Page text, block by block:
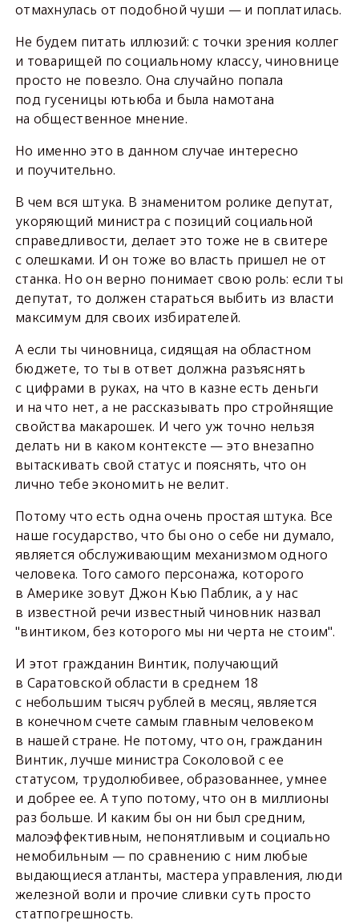
отмахнулась от подобной чуши — и поплатилась.
Не будем питать иллюзий: с точки зрения коллег
и товарищей по социальному классу, чиновнице
просто не повезло. Она случайно попала
под гусеницы ютьюба и была намотана
на общественное мнение.
Но именно это в данном случае интересно
и поучительно.
В чем вся штука. В знаменитом ролике депутат,
укоряющий министра с позиций социальной
справедливости, делает это тоже не в свитере
с олешками. И он тоже во власть пришел не от
станка. Но он верно понимает свою роль: если ты
депутат, то должен стараться выбить из власти
максимум для своих избирателей.
А если ты чиновница, сидящая на областном
бюджете, то ты в ответ должна разъяснять
с цифрами в руках, на что в казне есть деньги
и на что нет, а не рассказывать про стройнящие
свойства макарошек. И чего уж точно нельзя
делать ни в каком контексте — это внезапно
вытаскивать свой статус и пояснять, что он
лично тебе экономить не велит.
Потому что есть одна очень простая штука. Все
наше государство, что бы оно о себе ни думало,
является обслуживающим механизмом одного
человека. Того самого персонажа, которого
в Америке зовут Джон Кью Паблик, а у нас
в известной речи известный чиновник назвал
"винтиком, без которого мы ни черта не стоим".
И этот гражданин Винтик, получающий
в Саратовской области в среднем 18
с небольшим тысяч рублей в месяц, является
в конечном счете самым главным человеком
в нашей стране. Не потому, что он, гражданин
Винтик, лучше министра Соколовой с ее
статусом, трудолюбивее, образованнее, умнее
и добрее ее. А тупо потому, что он в миллионы
раз больше. И каким бы он ни был средним,
малоэффективным, непонятливым и социально
немобильным — по сравнению с ним любые
выдающиеся атланты, мастера управления, люди
железной воли и прочие сливки суть просто
статпогрешность.